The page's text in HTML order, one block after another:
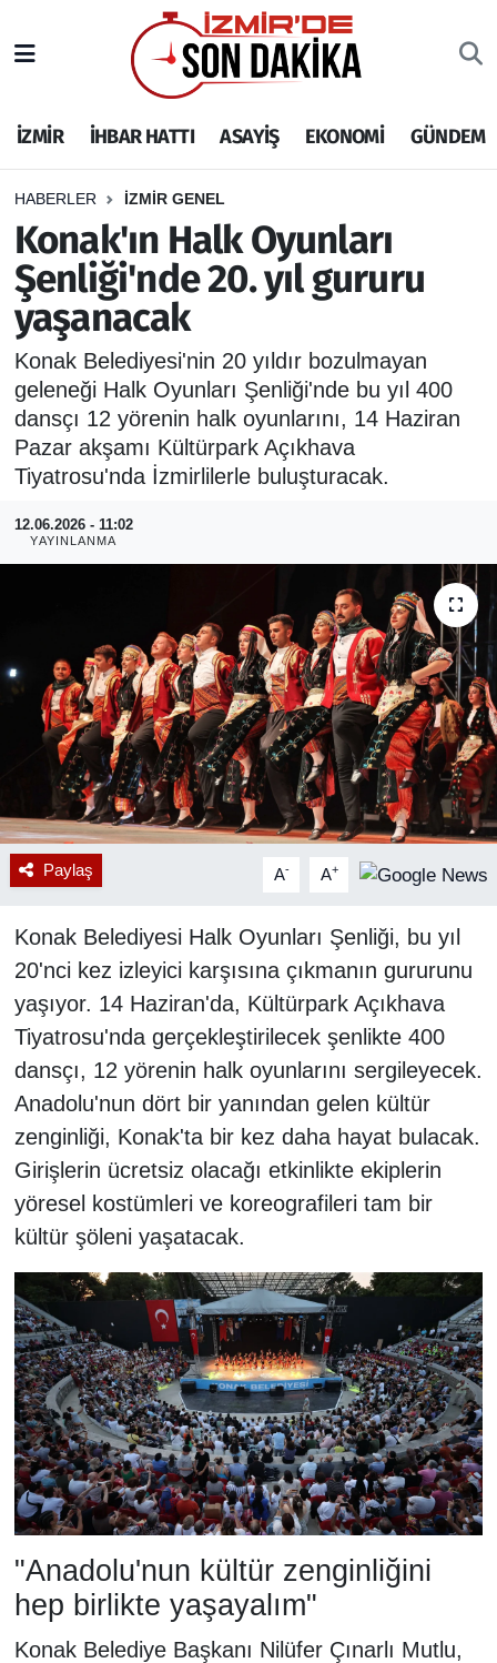
İZMİR İHBAR HATTI ASAYİŞ EKONOMİ GÜNDEM
HABERLER İZMİR GENEL
Konak'ın Halk Oyunları
Şenliği'nde 20. yıl gururu
yaşanacak
Konak Belediyesi'nin 20 yıldır bozulmayan
geleneği Halk Oyunları Şenliği'nde bu yıl 400
dansçı 12 yörenin halk oyunlarını, 14 Haziran
Pazar akşamı Kültürpark Açıkhava
Tiyatrosu'nda İzmirlilerle buluşturacak.
12.06.2026 - 11:02
YAYINLANMA
Paylaş A- A+
Konak Belediyesi Halk Oyunları Şenliği, bu yıl
20'nci kez izleyici karşısına çıkmanın gururunu
yaşıyor. 14 Haziran'da, Kültürpark Açıkhava
Tiyatrosu'nda gerçekleştirilecek şenlikte 400
dansçı, 12 yörenin halk oyunlarını sergileyecek.
Anadolu'nun dört bir yanından gelen kültür
zenginliği, Konak'ta bir kez daha hayat bulacak.
Girişlerin ücretsiz olacağı etkinlikte ekiplerin
yöresel kostümleri ve koreografileri tam bir
kültür şöleni yaşatacak.
"Anadolu'nun kültür zenginliğini
hep birlikte yaşayalım"
Konak Belediye Başkanı Nilüfer Çınarlı Mutlu,
İHBAR HATTI
DEPREM
GENEL
EKONOMİ
SİYASET
SPOR
ASAYİŞ
RESMİ REKLAM
İzmir Nöbetçi Eczaneler
İzmir Hava Durumu
İzmir Namaz Vakitleri
İzmir Trafik Yoğunluk Haritası
Puan Durumu ve Fikstür
Tüm Manşetler
Son Dakika Haberleri
Haber Arşivi